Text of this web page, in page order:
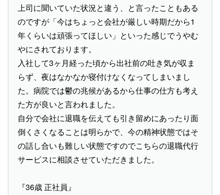
上司に聞いていた状況と違う、と言ったこともある
のですが「今はちょっと会社が厳しい時期だから1
年くらいは頑張ってほしい」といった感じでうやむ
やにされております。
入社して3ヶ月経った頃から出社前の吐き気が収ま
らず、夜はなかなか寝付けなくなってしまいまし
た。病院では鬱の兆候があるから仕事の仕方も考え
た方が良いと言われました。
自分で会社に退職を伝えても引き留めにあったり面
倒くさくなることは明らかで、今の精神状態ではそ
の話し合いも難しい状態ですのでこちらの退職代行
サービスに相談させていただきました。
『36歳 正社員』